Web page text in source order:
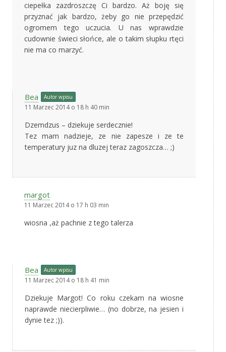
ciepełka zazdroszczę Ci bardzo. Aż boję się
przyznać jak bardzo, żeby go nie przepędzić
ogromem tego uczucia. U nas wprawdzie
cudownie świeci słońce, ale o takim słupku rtęci
nie ma co marzyć.
Bea Autor wpisu
11 Marzec 2014 o 18 h 40 min
Dzemdzus – dziekuje serdecznie!
Tez mam nadzieje, ze nie zapesze i ze te
temperatury juz na dluzej teraz zagoszcza… ;)
margot
11 Marzec 2014 o 17 h 03 min
wiosna ,aż pachnie z tego talerza
Bea Autor wpisu
11 Marzec 2014 o 18 h 41 min
Dziekuje Margot! Co roku czekam na wiosne
naprawde niecierpliwie… (no dobrze, na jesien i
dynie tez ;)).